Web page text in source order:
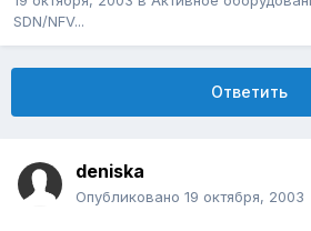
SDN/NFV...
Ответить
deniska
Опубликовано 19 октября, 2003